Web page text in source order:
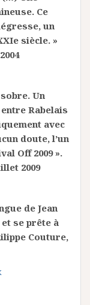
Ce
un
siècle. »
Un
Rabelais
avec
doute, l’un
Off 2009 ».
2009
de Jean
se prête à
Couture,